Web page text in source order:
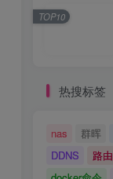
TOP10
热搜标签
nas 群晖
DDNS
路由